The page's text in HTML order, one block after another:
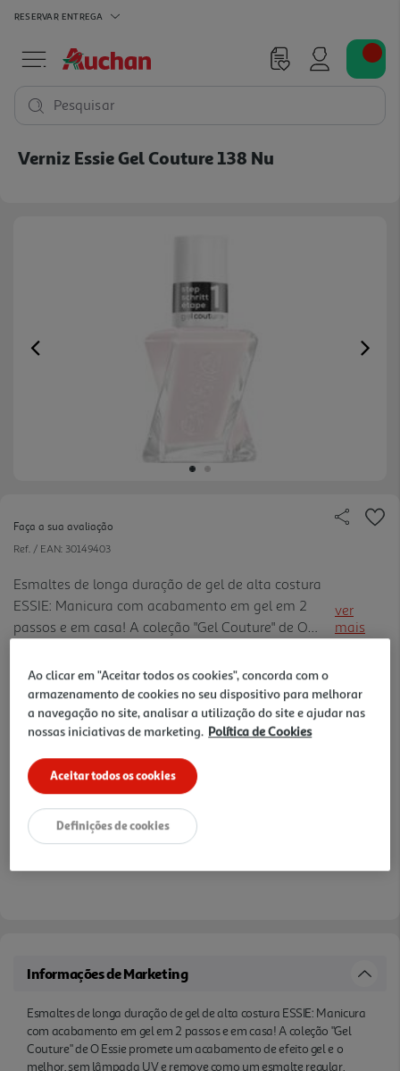
RESERVAR ENTREGA
Pesquisar
Verniz Essie Gel Couture 138 Nu
Previous
Faça a sua avaliação
Ref. / EAN: 30149403
Esmaltes de longa duração de gel de alta costura
ESSIE: Manicura com acabamento em gel em 2
passos e em casa! A coleção "Gel Couture" de O
melhor, sem lâmpada UV e remove como um
esmalte regular.
ver
mais
13,99 €
Notas de preparação
Informações de Marketing
Esmaltes de longa duração de gel de alta costura ESSIE: Manicura
com acabamento em gel em 2 passos e em casa! A coleção "Gel
Couture" de O Essie promete um acabamento de efeito gel e o
melhor, sem lâmpada UV e remove como um esmalte regular.
Ao clicar em "Aceitar todos os cookies", concorda com o
armazenamento de cookies no seu dispositivo para melhorar
a navegação no site, analisar a utilização do site e ajudar nas
nossas iniciativas de marketing. Política de Cookies
Aceitar todos os cookies
Definições de cookies